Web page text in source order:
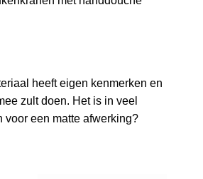
heeft eigen kenmerken en
zult doen. Het is in veel
voor een matte afwerking?